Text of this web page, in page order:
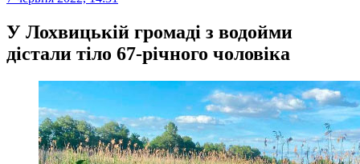
У Лохвицькій громаді з водойми
дістали тіло 67-річного чоловіка